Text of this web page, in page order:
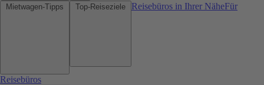
Reisebüros in Ihrer NäheFür
Reisebüros